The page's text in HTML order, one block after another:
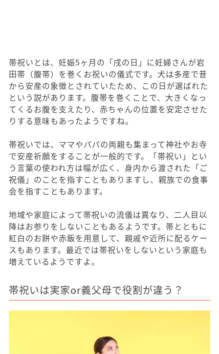
帯祝いとは、妊娠5ヶ月の「戌の日」に妊婦さんが岩
田帯（腹帯）を巻くお祝いの儀式です。犬は多産で昔
から安産の象徴とされていたため、この日が選ばれた
という説があります。腹帯を巻くことで、大きくなっ
てくるお腹を支えたり、赤ちゃんの位置を安定させた
りする意味もあったようですね。
帯祝いでは、ママやパパの両親も集まって神社やお寺
で安産祈願をすることが一般的です。「帯祝い」とい
う言葉の使われ方は幅が広く、身内から渡された「ご
祝儀」のことを指すこともありますし、親族での食事
会を指すこともあります。
地域や家庭によって帯祝いの流儀は異なり、二人目以
降はお参りをしないこともあるようです。帯とともに
紅白のお餅や赤飯を用意して、親戚や近所に配るケー
スもあります。最近では帯祝いをしないという家庭も
増えているようですよ。
帯祝いは実家or義父母で役割が違う？